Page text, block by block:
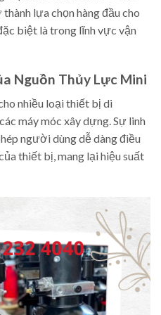
lựa chọn hàng đầu cho
biệt là trong lĩnh vực vận
Nguồn Thủy Lực Mini
nhiều loại thiết bị di
máy móc xây dựng. Sự linh
người dùng dễ dàng điều
thiết bị, mang lại hiệu suất